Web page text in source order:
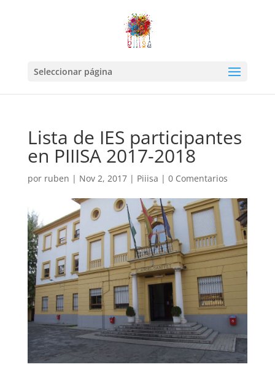
Seleccionar página
Lista de IES participantes
en PIIISA 2017-2018
por ruben | Nov 2, 2017| Piiisa | 0 Comentarios